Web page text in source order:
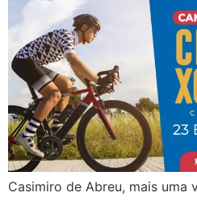
Casimiro de Abreu, mais uma